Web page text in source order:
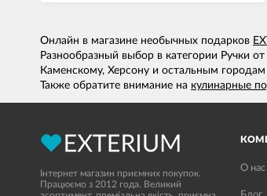
Онлайн в магазине необычных подарков
Разнообразный выбор в категории Ручки
Каменскому, Херсону и остальным
Также обратите внимание на кулинарные
Інтернет магазин приємних покупок.
Працюємо з 2012 года. Великий
О нас